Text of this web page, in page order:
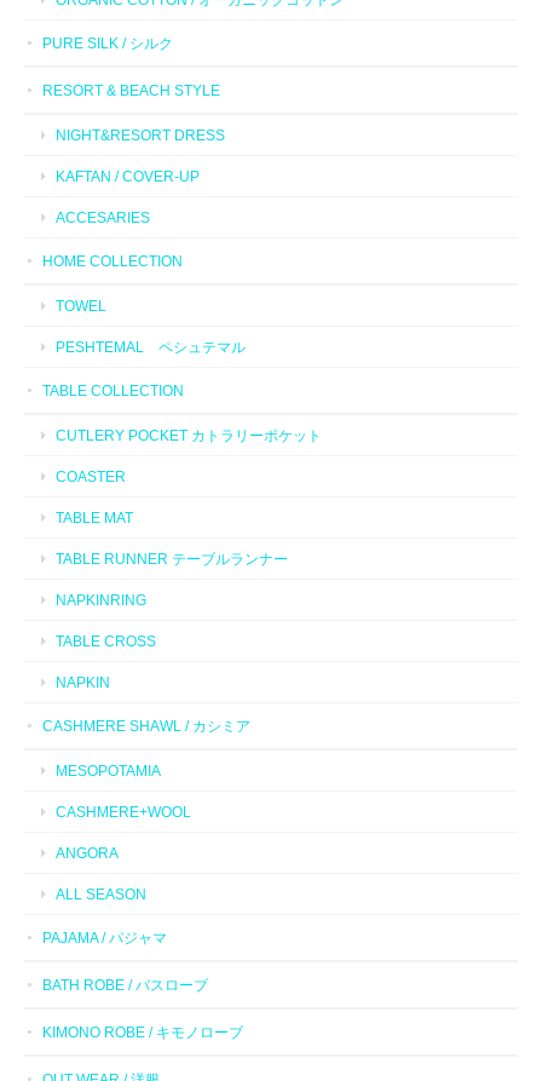
PURE SILK / シルク
RESORT & BEACH STYLE
NIGHT&RESORT DRESS
KAFTAN / COVER-UP
ACCESARIES
HOME COLLECTION
TOWEL
PESHTEMAL ペシュテマル
TABLE COLLECTION
CUTLERY POCKET カトラリーポケット
COASTER
TABLE MAT
TABLE RUNNER テーブルランナー
NAPKINRING
TABLE CROSS
NAPKIN
CASHMERE SHAWL / カシミア
MESOPOTAMIA
CASHMERE+WOOL
ANGORA
ALL SEASON
PAJAMA / パジャマ
BATH ROBE / バスローブ
KIMONO ROBE / キモノローブ